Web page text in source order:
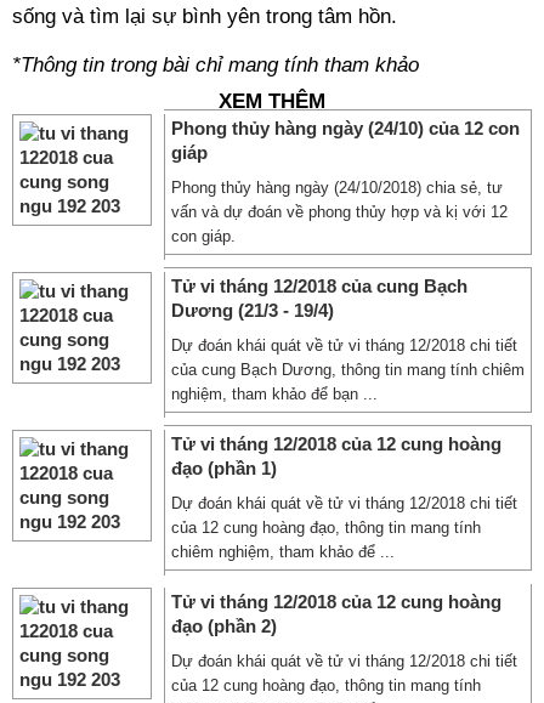
sống và tìm lại sự bình yên trong tâm hồn.
*Thông tin trong bài chỉ mang tính tham khảo
XEM THÊM
Phong thủy hàng ngày (24/10) của 12 con
giáp
Phong thủy hàng ngày (24/10/2018) chia sẻ, tư
vấn và dự đoán về phong thủy hợp và kị với 12
con giáp.
Tử vi tháng 12/2018 của cung Bạch
Dương (21/3 - 19/4)
Dự đoán khái quát về tử vi tháng 12/2018 chi tiết
của cung Bạch Dương, thông tin mang tính chiêm
nghiệm, tham khảo để bạn ...
Tử vi tháng 12/2018 của 12 cung hoàng
đạo (phần 1)
Dự đoán khái quát về tử vi tháng 12/2018 chi tiết
của 12 cung hoàng đạo, thông tin mang tính
chiêm nghiệm, tham khảo để ...
Tử vi tháng 12/2018 của 12 cung hoàng
đạo (phần 2)
Dự đoán khái quát về tử vi tháng 12/2018 chi tiết
của 12 cung hoàng đạo, thông tin mang tính